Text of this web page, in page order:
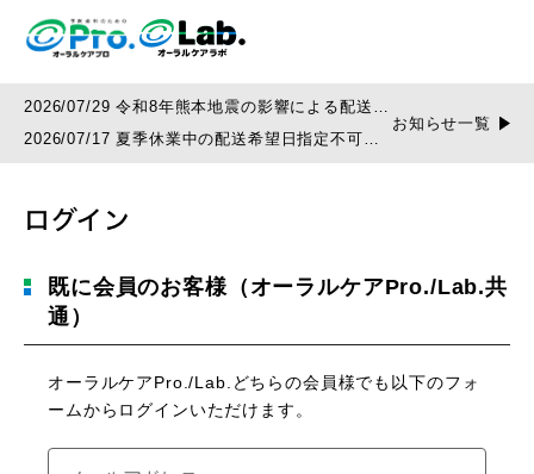
2026/07/29 令和8年熊本地震の影響による配送遅
延について
2026/07/17 夏季休業中の配送希望日指定不可の
お知らせ一覧
ログイン
既に会員のお客様（オーラルケアPro./Lab.共
通）
オーラルケアPro./Lab.どちらの会員様でも以下のフォ
ームからログインいただけます。